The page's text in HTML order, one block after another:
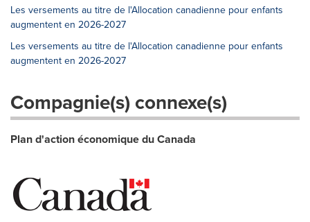
Les versements au titre de l'Allocation canadienne pour enfants
augmentent en 2026-2027
Les versements au titre de l'Allocation canadienne pour enfants
augmentent en 2026-2027
Compagnie(s) connexe(s)
Plan d'action économique du Canada